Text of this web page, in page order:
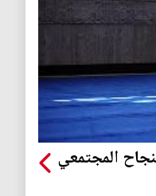
المجتمعي